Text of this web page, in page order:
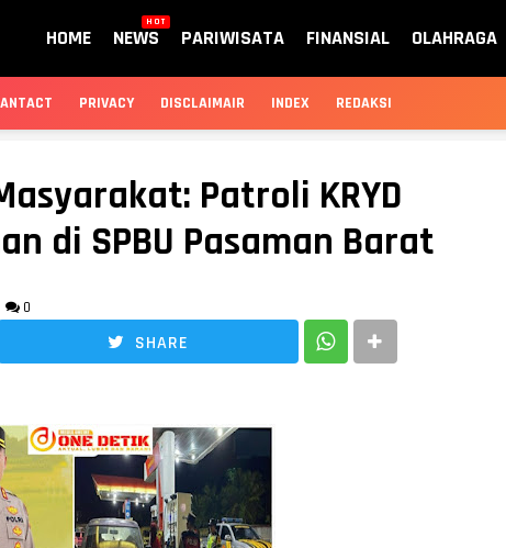
HOME NEWS
HOT
PARIWISATA FINANSIAL OLAHRAGA
PRIVACY DISCLAIMAIR INDEX REDAKSI
Patroli KRYD
di SPBU Pasaman Barat
0
SHARE